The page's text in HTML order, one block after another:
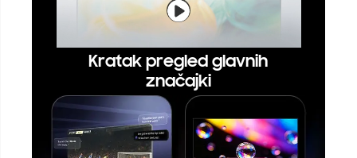
Kratak pregled glavnih
značajki